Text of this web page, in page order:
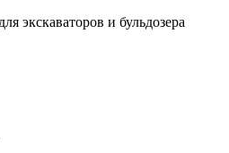
экскаваторов и бульдозера